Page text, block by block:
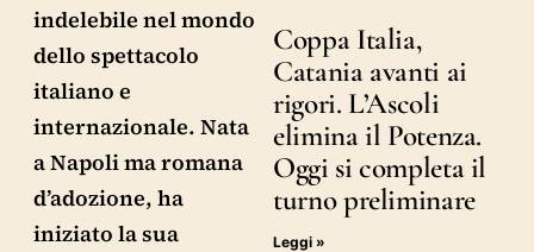
indelebile nel mondo
dello spettacolo
italiano e
internazionale. Nata
a Napoli ma romana
d’adozione, ha
iniziato la sua
Coppa Italia,
Catania avanti ai
rigori. L’Ascoli
elimina il Potenza.
Oggi si completa il
turno preliminare
Leggi »